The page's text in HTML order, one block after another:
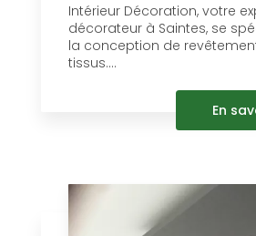
Intérieur Décoration, votre
décorateur à Saintes, se
la conception de
tissus....
En